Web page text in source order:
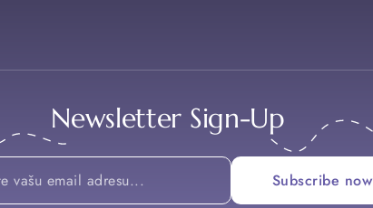
Newsletter Sign-Up
*
Subscribe now